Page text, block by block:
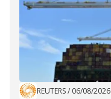
REUTERS/ 06/08/2026